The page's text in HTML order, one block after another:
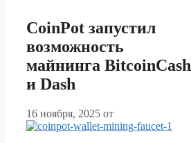
CoinPot запустил
возможность
майнинга BitcoinCash
и Dash
16 ноября, 2025 от